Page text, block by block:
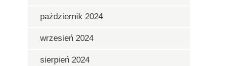
październik 2024
wrzesień 2024
sierpień 2024